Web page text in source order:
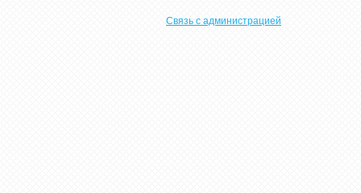
Связь с администрацией